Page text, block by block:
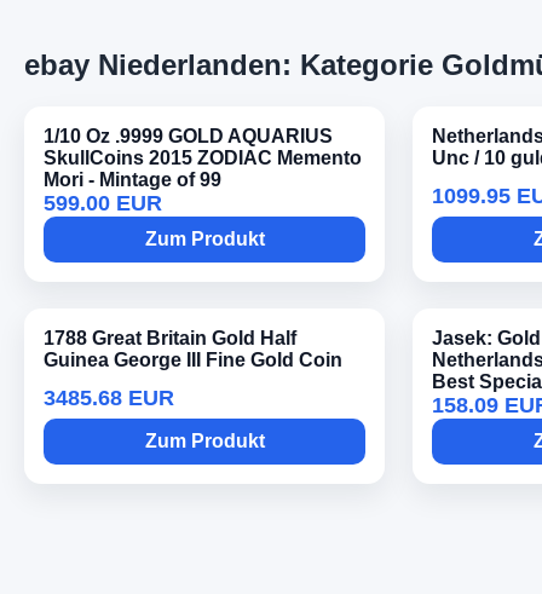
ebay Niederlanden: Kategorie
1/10 Oz .9999 GOLD AQUARIUS
SkullCoins 2015 ZODIAC Memento
Mori - Mintage of 99
599.00 EUR
Zum Produkt
Unc / 10
1099.95
1788 Great Britain Gold Half
Guinea George III Fine Gold Coin
3485.68 EUR
Zum Produkt
Jasek:
Best
158.09